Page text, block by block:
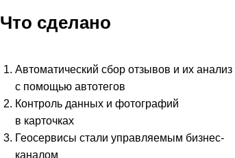
Что сделано
Автоматический сбор отзывов и их анализ
с помощью автотегов
Контроль данных и фотографий
в карточках
Геосервисы стали управляемым бизнес-
каналом